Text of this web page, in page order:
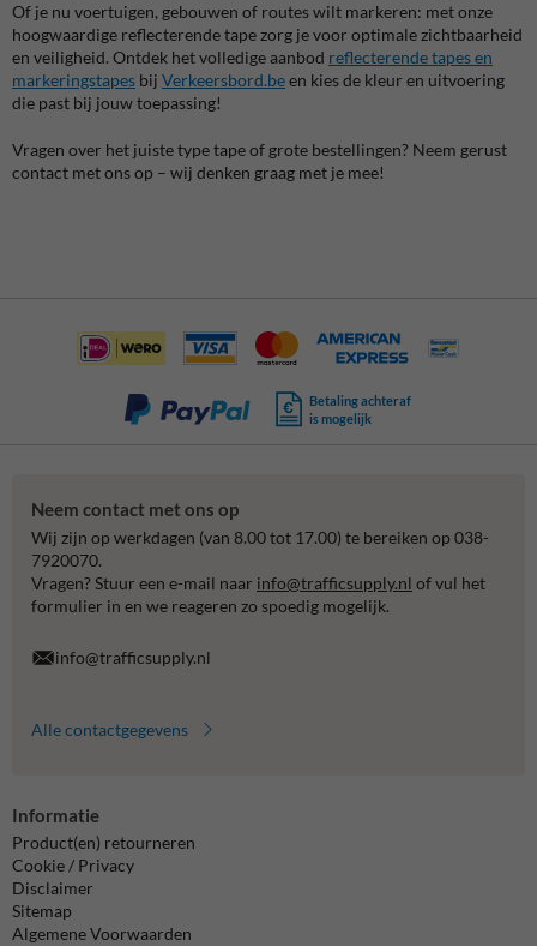
Of je nu voertuigen, gebouwen of routes wilt markeren: met onze
hoogwaardige reflecterende tape zorg je voor optimale zichtbaarheid
en veiligheid. Ontdek het volledige aanbod reflecterende tapes en
markeringstapes bij Verkeersbord.been kies de kleur en uitvoering
die past bij jouw toepassing!
Vragen over het juiste type tape of grote bestellingen? Neem gerust
contact met ons op – wij denken graag met je mee!
Betaling achteraf
is mogelijk
Neem contact met ons op
Wij zijn op werkdagen (van 8.00 tot 17.00) te bereiken op 038-
7920070.
Vragen? Stuur een e-mail naar info@trafficsupply.nl of vul het
formulier in en we reageren zo spoedig mogelijk.
info@trafficsupply.nl
Alle contactgegevens
Informatie
Product(en) retourneren
Cookie / Privacy
Disclaimer
Sitemap
Algemene Voorwaarden